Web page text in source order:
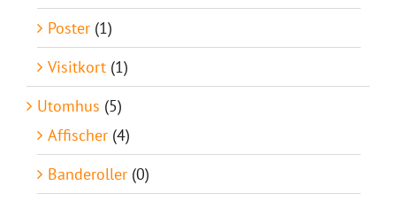
Poster (1)
Visitkort (1)
Utomhus (5)
Affischer (4)
Banderoller (0)